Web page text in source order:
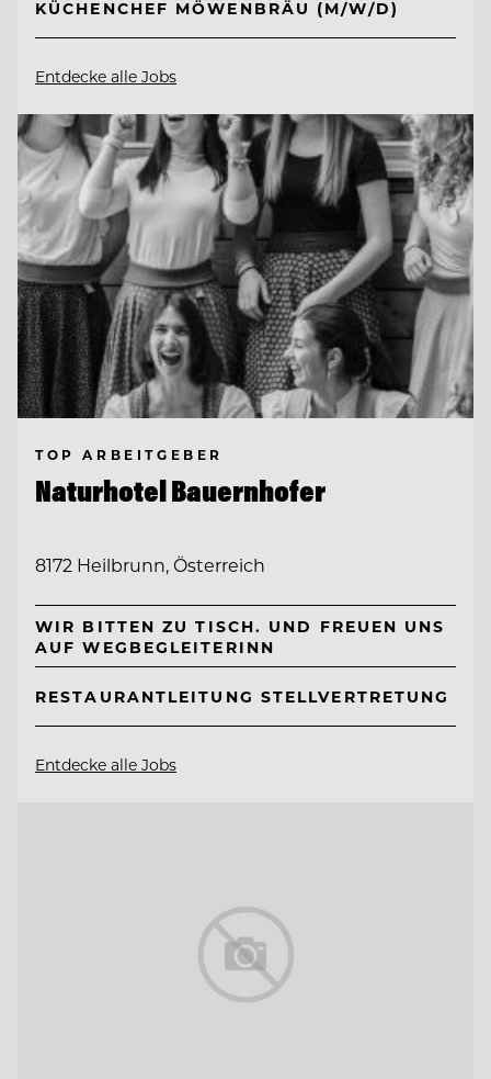
KÜCHENCHEF MÖWENBRÄU (M/W/D)
Entdecke alle Jobs
TOP ARBEITGEBER
Naturhotel Bauernhofer
8172 Heilbrunn, Österreich
WIR BITTEN ZU TISCH. UND FREUEN UNS
AUF WEGBEGLEITERINN
RESTAURANTLEITUNG STELLVERTRETUNG
Entdecke alle Jobs